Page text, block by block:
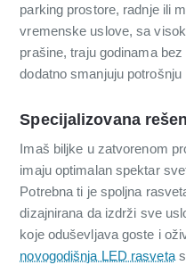
parking prostore, radnje ili
vremenske uslove, sa
prašine, traju godinama
dodatno smanjuju
Specijalizovana
Imaš biljke u zatvorenom
imaju optimalan spektar
Potrebna ti je spoljna
dizajnirana da izdrži sve
koje oduševljava goste i
novogodišnja LED rasveta